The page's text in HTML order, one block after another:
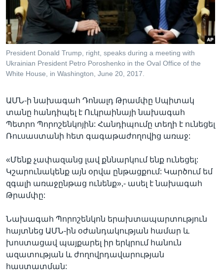
Լեզուներ
President Donald Trump, right, speaks during a meeting with
Ukrainian President Petro Poroshenko in the Oval Office of the
White House, in Washington, June 20, 2017.
ԱՄՆ-ի նախագահ Դոնալդ Թրամփը Սպիտակ
տանը հանդիպել է Ուկրաինայի նախագահ
Պետրո Պորոշենկոյին: Հանդիպումը տեղի է ունեցել
Ռուսաստանի հետ գագաթաժողովից առաջ:
«Մենք չափազանց լավ քննարկում ենք ունեցել:
Կշարունակենք այն օրվա ընթացքում: Կարծում եմ
զգալի առաջընթաց ունենք»,- ասել է նախագահ
Թրամփը:
Նախագահ Պորոշենկոն երախտապարտություն
հայտնեց ԱՄՆ-ին օժանդակության համար և
խոստացավ պայքարել իր երկրում հանուն
ազատության և ժողովրդավարության
հաստատման: